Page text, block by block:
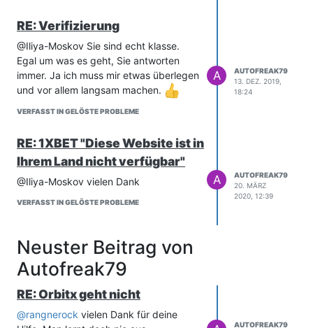
RE: Verifizierung
@Iliya-Moskov Sie sind echt klasse.
Egal um was es geht, Sie antworten
immer. Ja ich muss mir etwas überlegen
und vor allem langsam machen.
VERFASST IN GELÖSTE PROBLEME
A
AUTOFREAK79
13. DEZ. 2019,
18:24
RE: 1XBET "Diese Website ist in
Ihrem Land nicht verfügbar"
@Iliya-Moskov vielen Dank
VERFASST IN GELÖSTE PROBLEME
A
AUTOFREAK79
20. MÄRZ
2020, 12:39
Neuster Beitrag von
Autofreak79
RE: Orbitx geht nicht
@rangnerock vielen Dank für deine
AUTOFREAK79